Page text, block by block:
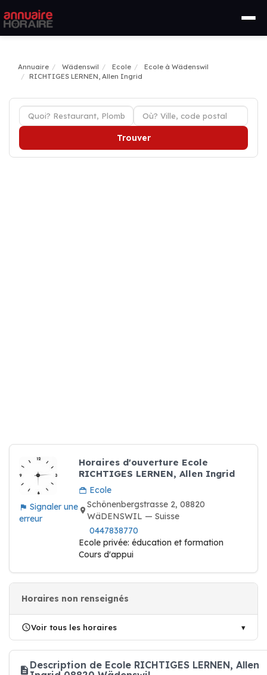
Annuaire Wädenswil Ecole
Ecole à Wädenswil
RICHTIGES LERNEN, Allen Ingrid
Trouver
Signaler une
erreur
Horaires d'ouverture Ecole
RICHTIGES LERNEN, Allen Ingrid
Ecole
Schönenbergstrasse 2, 08820
WäDENSWIL — Suisse
0447838770
Ecole privée: éducation et formation
Cours d'appui
Horaires non renseignés
Voir tous les horaires
Description de Ecole RICHTIGES LERNEN, Allen